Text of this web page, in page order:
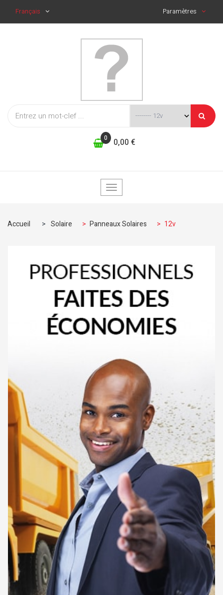
Français Paramètres
0,00 €
0
Basculer
Accueil > Solaire > Panneaux Solaires > 12v